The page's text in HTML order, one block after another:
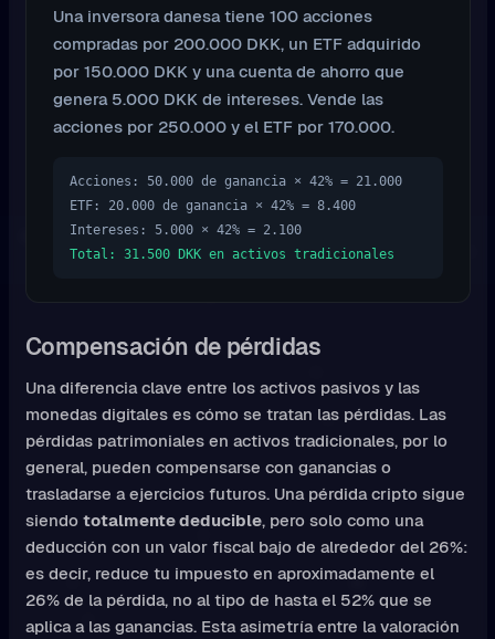
Una inversora danesa tiene 100 acciones
compradas por 200.000 DKK, un ETF adquirido
por 150.000 DKK y una cuenta de ahorro que
genera 5.000 DKK de intereses. Vende las
acciones por 250.000 y el ETF por 170.000.
Acciones: 50.000 de ganancia × 42% = 21.000
ETF: 20.000 de ganancia × 42% = 8.400
Intereses: 5.000 × 42% = 2.100
Total: 31.500 DKK en activos tradicionales
Compensación de pérdidas
Una diferencia clave entre los activos pasivos y las
monedas digitales es cómo se tratan las pérdidas. Las
pérdidas patrimoniales en activos tradicionales, por lo
general, pueden compensarse con ganancias o
trasladarse a ejercicios futuros. Una pérdida cripto sigue
siendo totalmente deducible, pero solo como una
deducción con un valor fiscal bajo de alrededor del 26%:
es decir, reduce tu impuesto en aproximadamente el
26% de la pérdida, no al tipo de hasta el 52% que se
aplica a las ganancias. Esta asimetría entre la valoración